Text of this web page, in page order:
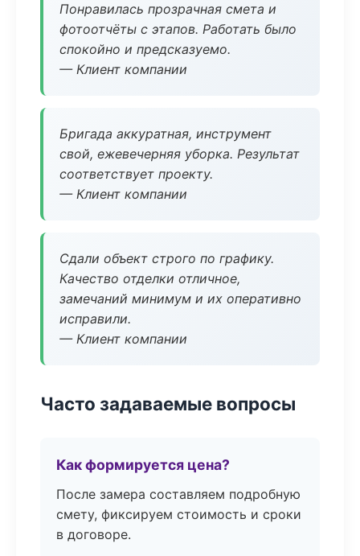
Понравилась прозрачная смета и
фотоотчёты с этапов. Работать было
спокойно и предсказуемо.
— Клиент компании
Бригада аккуратная, инструмент
свой, ежевечерняя уборка. Результат
соответствует проекту.
— Клиент компании
Сдали объект строго по графику.
Качество отделки отличное,
замечаний минимум и их оперативно
исправили.
— Клиент компании
Часто задаваемые вопросы
Как формируется цена?
После замера составляем подробную
смету, фиксируем стоимость и сроки
в договоре.